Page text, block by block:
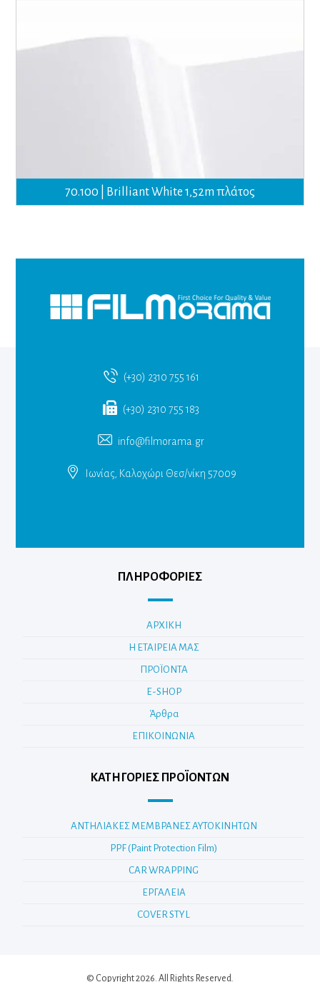
70.100 | Brilliant White 1,52m πλάτος
(+30) 2310 755 161
(+30) 2310 755 183
info@filmorama.gr
Ιωνίας, Καλοχώρι Θεσ/νίκη 57009
ΠΛΗΡΟΦΟΡΙΕΣ
ΑΡΧΙΚΗ
Η ΕΤΑΙΡΕΙΑ ΜΑΣ
ΠΡΟΪΟΝΤΑ
E-SHOP
Άρθρα
ΕΠΙΚΟΙΝΩΝΙΑ
ΚΑΤΗΓΟΡΊΕΣ ΠΡΟΪΌΝΤΩΝ
ΑΝΤΗΛΙΑΚΕΣ ΜΕΜΒΡΑΝΕΣ ΑΥΤΟΚΙΝΗΤΩΝ
PPF (Paint Protection Film)
CAR WRAPPING
ΕΡΓΑΛΕΙΑ
COVER STYL
© Copyright 2026. All Rights Reserved.